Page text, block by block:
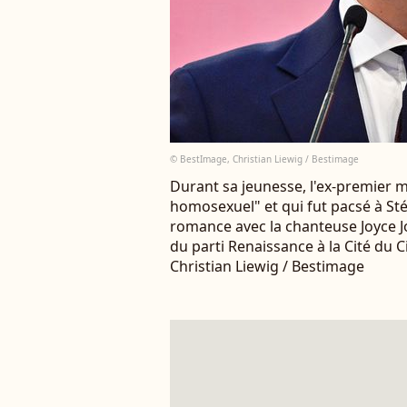
© BestImage, Christian Liewig / Bestimage
Durant sa jeunesse, l'ex-premier
homosexuel" et qui fut pacsé à
romance avec la chanteuse
du parti Renaissance à la Cité du
Christian Liewig / Bestimage